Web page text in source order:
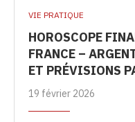
VIE PRATIQUE
HOROSCOPE
FRANCE –
ET PRÉVISIONS
19 février 2026